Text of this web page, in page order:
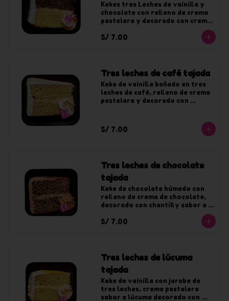
Kekes tres Leches de vainilla y
chocolate con relleno de crema
pastelera y decorado con crema
S/ 7.00
Tres leches de café tajada
Keke de vainilla bañado en tres
leches de café, relleno de crema
pastelera y decorado con
S/ 7.00
Tres leches de chocolate
tajada
Keke de chocolate húmedo con
relleno de crema de chocolate,
decorado con chantilly sabor a
S/ 7.00
Tres leches de lúcuma
tajada
Keke de vainilla con jarabe de
tres leches, crema pastelera
sabor a lúcuma decorado con